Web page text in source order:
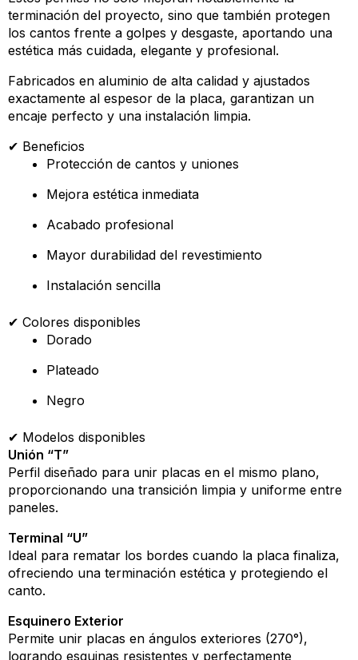
terminación del proyecto, sino que también protegen
los cantos frente a golpes y desgaste, aportando una
estética más cuidada, elegante y profesional.
Fabricados en aluminio de alta calidad y ajustados
exactamente al espesor de la placa, garantizan un
encaje perfecto y una instalación limpia.
✔ Beneficios
Protección de cantos y uniones
Mejora estética inmediata
Acabado profesional
Mayor durabilidad del revestimiento
Instalación sencilla
✔ Colores disponibles
Dorado
Plateado
Negro
✔ Modelos disponibles
Unión “T”
Perfil diseñado para unir placas en el mismo plano,
proporcionando una transición limpia y uniforme entre
paneles.
Terminal “U”
Ideal para rematar los bordes cuando la placa finaliza,
ofreciendo una terminación estética y protegiendo el
canto.
Esquinero Exterior
Permite unir placas en ángulos exteriores (270°),
logrando esquinas resistentes y perfectamente